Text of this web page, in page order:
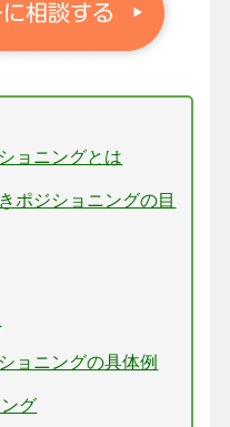
ョニングとは
ポジショニングの目
ョニングの具体例
グ